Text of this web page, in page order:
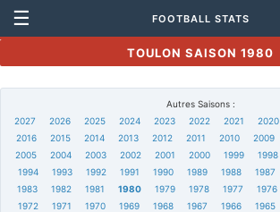
☰ FOOTBALL STATS
TOULON SAISON 1980
Autres Saisons :
2027
2026 2025 2024 2023 2022 2021 2020
2016
2015 2014 2013 2012 2011 2010 2009
2005
2004 2003 2002 2001 2000 1999 1998
1994
1993 1992 1991 1990 1989 1988 1987
1983
1982 1981 1980 1979 1978 1977 1976
1972
1971 1970 1969 1968 1967 1966 1965